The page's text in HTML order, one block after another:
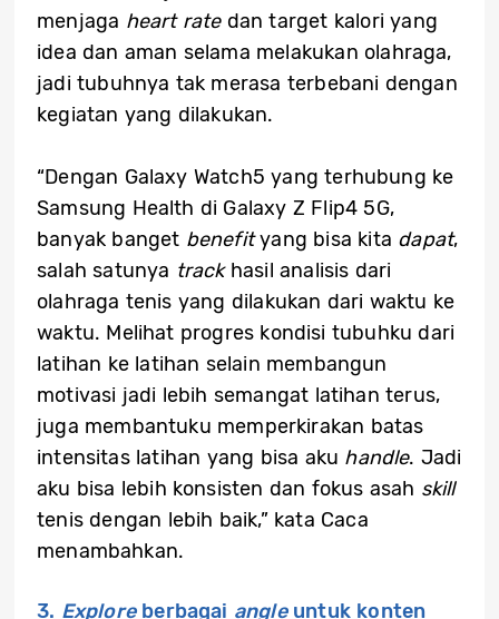
menjaga heart rate dan target kalori yang
idea dan aman selama melakukan olahraga,
jadi tubuhnya tak merasa terbebani dengan
kegiatan yang dilakukan.
“Dengan Galaxy Watch5 yang terhubung ke
Samsung Health di Galaxy Z Flip4 5G,
banyak banget benefityang bisa kita dapat,
salah satunya trackhasil analisis dari
olahraga tenis yang dilakukan dari waktu ke
waktu. Melihat progres kondisi tubuhku dari
latihan ke latihan selain membangun
motivasi jadi lebih semangat latihan terus,
juga membantuku memperkirakan batas
intensitas latihan yang bisa aku handle. Jadi
aku bisa lebih konsisten dan fokus asah skill
tenis dengan lebih baik,” kata Caca
menambahkan.
3. Exploreberbagai angleuntuk konten